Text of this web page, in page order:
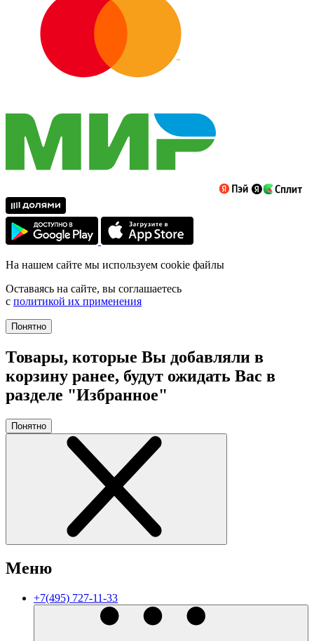
На нашем сайте мы используем cookie файлы
Оставаясь на сайте, вы соглашаетесь
с политикой их применения
Понятно
Товары, которые Вы добавляли в
корзину ранее, будут ожидать Вас в
разделе "Избранное"
Понятно
Меню
+7(495) 727-11-33